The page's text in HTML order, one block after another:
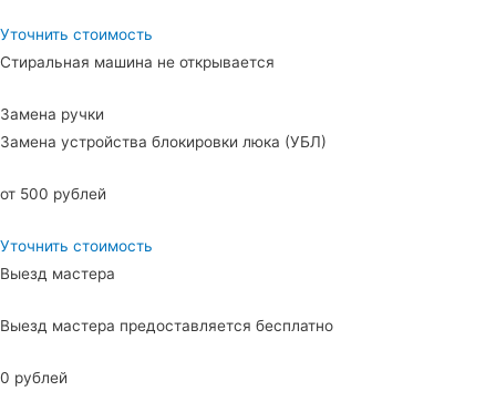
Уточнить стоимость
Стиральная машина не открывается
Замена ручки
Замена устройства блокировки люка (УБЛ)
от 500 рублей
Уточнить стоимость
Выезд мастера
Выезд мастера предоставляется бесплатно
0 рублей